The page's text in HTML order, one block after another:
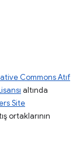
Commons Atıf
altında
Site
ortaklarının